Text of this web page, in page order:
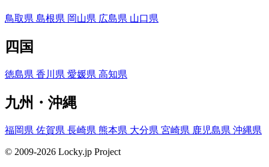
鳥取県 島根県 岡山県 広島県 山口県
四国
徳島県 香川県 愛媛県 高知県
九州・沖縄
福岡県 佐賀県 長崎県 熊本県 大分県 宮崎県 鹿児島県 沖縄県
© 2009-2026 Locky.jp Project